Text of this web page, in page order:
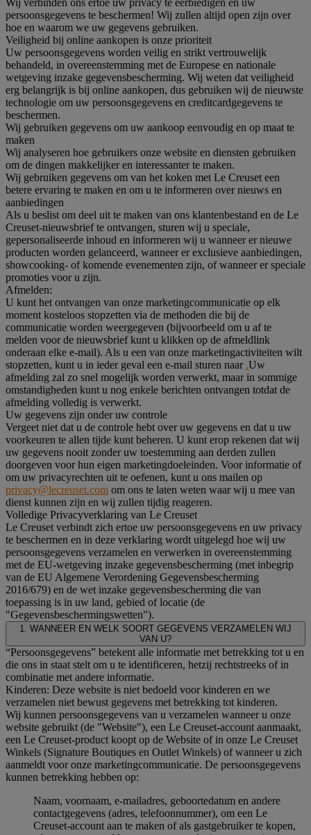
persoonsgegevens te beschermen! Wij zullen altijd open zijn over
hoe en waarom we uw gegevens gebruiken.
Veiligheid bij online aankopen is onze prioriteit
Uw persoonsgegevens worden veilig en strikt vertrouwelijk
behandeld, in overeenstemming met de Europese en nationale
wetgeving inzake gegevensbescherming. Wij weten dat veiligheid
erg belangrijk is bij online aankopen, dus gebruiken wij de nieuwste
technologie om uw persoonsgegevens en creditcardgegevens te
beschermen.
Wij gebruiken gegevens om uw aankoop eenvoudig en op maat te
maken
Wij analyseren hoe gebruikers onze website en diensten gebruiken
om de dingen makkelijker en interessanter te maken.
Wij gebruiken gegevens om van het koken met Le Creuset een
betere ervaring te maken en om u te informeren over nieuws en
aanbiedingen
Als u beslist om deel uit te maken van ons klantenbestand en de Le
Creuset-nieuwsbrief te ontvangen, sturen wij u speciale,
gepersonaliseerde inhoud en informeren wij u wanneer er nieuwe
producten worden gelanceerd, wanneer er exclusieve aanbiedingen,
showcooking- of komende evenementen zijn, of wanneer er speciale
promoties voor u zijn.
Afmelden:
U kunt het ontvangen van onze marketingcommunicatie op elk
moment kosteloos stopzetten via de methoden die bij de
communicatie worden weergegeven (bijvoorbeeld om u af te
melden voor de nieuwsbrief kunt u klikken op de afmeldlink
onderaan elke e-mail). Als u een van onze marketingactiviteiten wilt
stopzetten, kunt u in ieder geval een e-mail sturen naar .Uw
afmelding zal zo snel mogelijk worden verwerkt, maar in sommige
omstandigheden kunt u nog enkele berichten ontvangen totdat de
afmelding volledig is verwerkt.
Uw gegevens zijn onder uw controle
Vergeet niet dat u de controle hebt over uw gegevens en dat u uw
voorkeuren te allen tijde kunt beheren. U kunt erop rekenen dat wij
uw gegevens nooit zonder uw toestemming aan derden zullen
doorgeven voor hun eigen marketingdoeleinden. Voor informatie of
om uw privacyrechten uit te oefenen, kunt u ons mailen op
privacy@lecreuset.com om ons te laten weten waar wij u mee van
dienst kunnen zijn en wij zullen tijdig reageren.
Volledige Privacyverklaring van Le Creuset
Le Creuset verbindt zich ertoe uw persoonsgegevens en uw privacy
te beschermen en in deze verklaring wordt uitgelegd hoe wij uw
persoonsgegevens verzamelen en verwerken in overeenstemming
met de EU-wetgeving inzake gegevensbescherming (met inbegrip
van de EU Algemene Verordening Gegevensbescherming
2016/679) en de wet inzake gegevensbescherming die van
toepassing is in uw land, gebied of locatie (de
"Gegevensbeschermingswetten").
1. WANNEER EN WELK SOORT GEGEVENS VERZAMELEN WIJ
VAN U?
“Persoonsgegevens” betekent alle informatie met betrekking tot u en
die ons in staat stelt om u te identificeren, hetzij rechtstreeks of in
combinatie met andere informatie.
Kinderen: Deze website is niet bedoeld voor kinderen en we
verzamelen niet bewust gegevens met betrekking tot kinderen.
Wij kunnen persoonsgegevens van u verzamelen wanneer u onze
website gebruikt (de "Website"), een Le Creuset-account aanmaakt,
een Le Creuset-product koopt op de Website of in onze Le Creuset
Winkels (Signature Boutiques en Outlet Winkels) of wanneer u zich
aanmeldt voor onze marketingcommunicatie. De persoonsgegevens
kunnen betrekking hebben op:
Naam, voornaam, e-mailadres, geboortedatum en andere
contactgegevens (adres, telefoonnummer), om een Le
Creuset-account aan te maken of als gastgebruiker te kopen,